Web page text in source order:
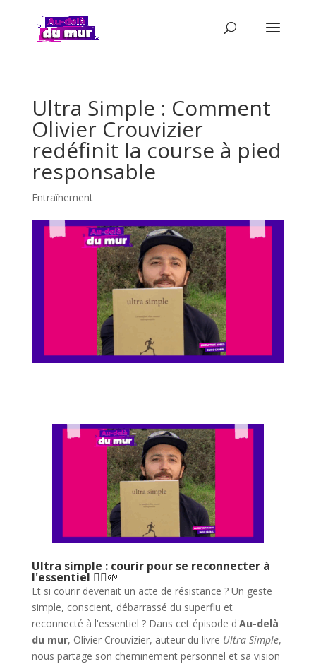
Ultra Simple : Comment
Olivier Crouvizier
redéfinit la course à pied
responsable
Entraînement
Ultra simple : courir pour se reconnecter à
l'essentiel 🏃‍♂️🌱
Et si courir devenait un acte de résistance ? Un geste
simple, conscient, débarrassé du superflu et
reconnecté à l'essentiel ? Dans cet épisode d'Au-delà
du mur, Olivier Crouvizier, auteur du livre Ultra Simple,
nous partage son cheminement personnel et sa vision